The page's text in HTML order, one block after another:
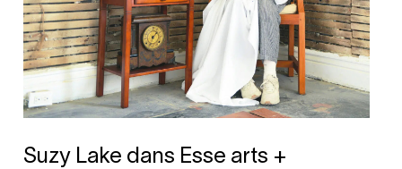
Suzy Lake dans Esse arts +